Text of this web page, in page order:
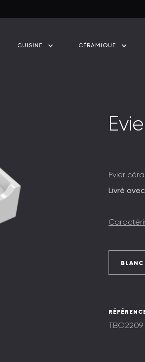
CUISINE CÉRAMIQUE
Evie
Evier
Livré
BLANC
TBO2209